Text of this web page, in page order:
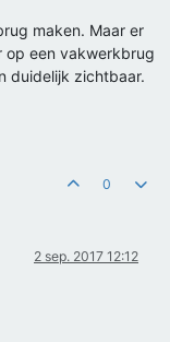
maken. Maar er
op een vakwerkbrug
duidelijk zichtbaar.
0
2 sep. 2017 12:12